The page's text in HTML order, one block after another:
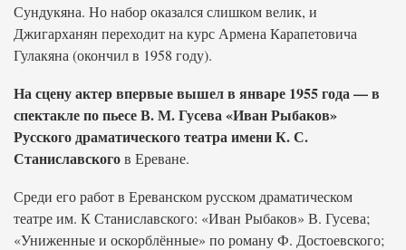
Сундукяна. Но набор оказался слишком велик, и
Джигарханян переходит на курс Армена Карапетовича
Гулакяна (окончил в 1958 году).
На сцену актер впервые вышел в январе 1955 года — в
спектакле по пьесе В. М. Гусева «Иван Рыбаков»
Русского драматического театра имени К. С.
Станиславскогов Ереване.
Среди его работ в Ереванском русском драматическом
театре им. К Станиславского: «Иван Рыбаков» В. Гусева;
«Униженные и оскорблённые» по роману Ф. Достоевского;